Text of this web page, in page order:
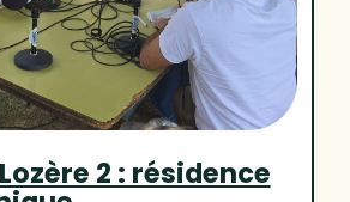
2 : résidence